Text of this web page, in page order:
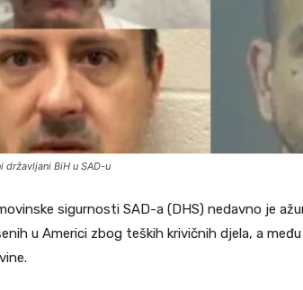
državljani BiH u SAD-u
sigurnosti SAD-a (DHS) nedavno je
u Americi zbog teških krivičnih djela, a